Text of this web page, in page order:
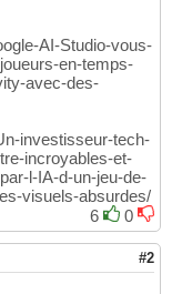
AI-Studio-vous-
en-temps-
avec-des-
investisseur-tech-
incroyables-et-
l-IA-d-un-jeu-de-
visuels-absurdes/
6
0
#2